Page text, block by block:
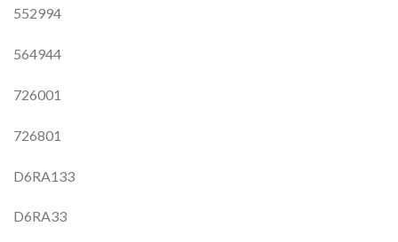
552994
564944
726001
726801
D6RA133
D6RA33